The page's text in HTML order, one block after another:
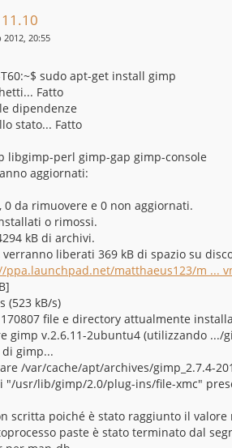
20:55
sudo apt-get install gimp
Fatto
dipendenze
stato... Fatto
libgimp-perl gimp-gap gimp-console
aggiornati:
da rimuovere e 0 non aggiornati.
o rimossi.
kB di archivi.
liberati 369 kB di spazio su
ppa.launchpad.net/matthaeus123/m ...
(523 kB/s)
file e directory attualmente
gimp v.2.6.11-2ubuntu4 (utilizzando .../
gimp...
/var/cache/apt/archives/gimp_2.7.4-
"/usr/lib/gimp/2.0/plug-ins/file-xmc"
scritta poiché è stato raggiunto il valore
paste è stato terminato dal